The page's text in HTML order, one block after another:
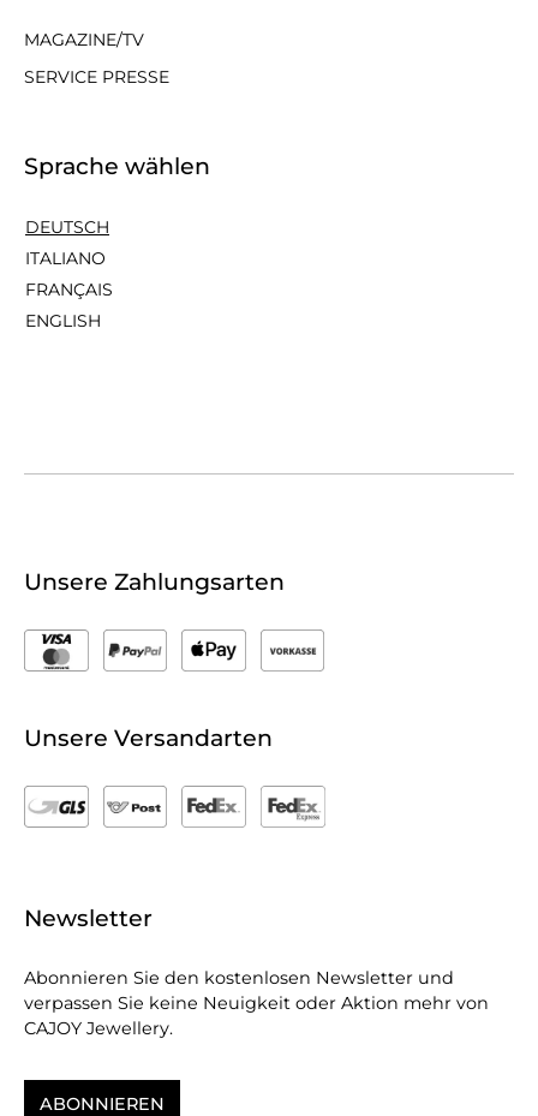
MAGAZINE/TV
SERVICE PRESSE
Sprache wählen
DEUTSCH
ITALIANO
FRANÇAIS
ENGLISH
Unsere Zahlungsarten
Unsere Versandarten
Newsletter
Abonnieren Sie den kostenlosen Newsletter und
verpassen Sie keine Neuigkeit oder Aktion mehr von
CAJOY Jewellery.
ABONNIEREN